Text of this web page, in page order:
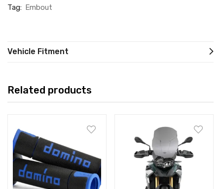
Tag: Embout
Vehicle Fitment
Related products